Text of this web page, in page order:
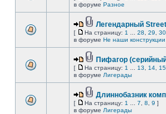
в форуме Разное
Легендарный
[ На страницу: 1 28 29 30
в форуме Не наши
Пифагор
[ На страницу: 1 13 14 15
в форуме Лигерады
Длиннобазник
[ На страницу: 1 7 8 9 ]
в форуме Лигерады